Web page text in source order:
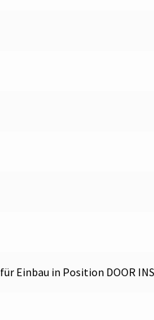
Einbau in Position DOOR